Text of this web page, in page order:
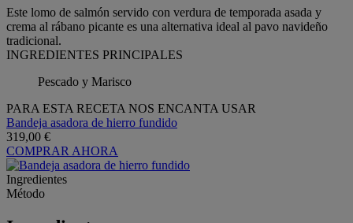
Este lomo de salmón servido con verdura de temporada asada y
crema al rábano picante es una alternativa ideal al pavo navideño
tradicional.
INGREDIENTES PRINCIPALES
Pescado y Marisco
PARA ESTA RECETA NOS ENCANTA USAR
Bandeja asadora de hierro fundido
319,00 €
COMPRAR AHORA
Ingredientes
Método